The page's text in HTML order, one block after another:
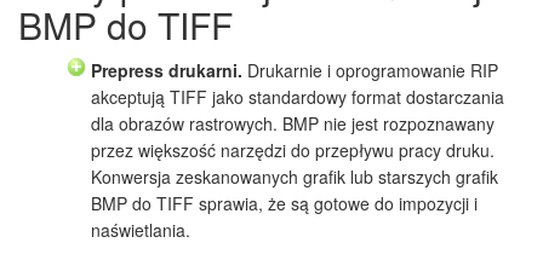
BMP do TIFF
Prepress drukarni. Drukarnie i oprogramowanie RIP
akceptują TIFF jako standardowy format dostarczania
dla obrazów rastrowych. BMP nie jest rozpoznawany
przez większość narzędzi do przepływu pracy druku.
Konwersja zeskanowanych grafik lub starszych grafik
BMP do TIFF sprawia, że są gotowe do impozycji i
naświetlania.